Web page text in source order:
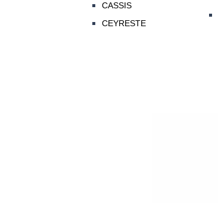
CASSIS
CEYRESTE